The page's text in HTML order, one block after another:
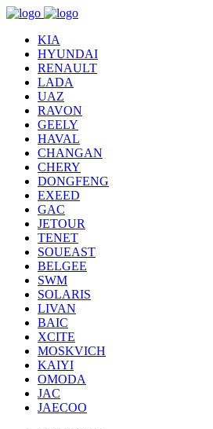
KIA
HYUNDAI
RENAULT
LADA
UAZ
RAVON
GEELY
HAVAL
CHANGAN
CHERY
DONGFENG
EXEED
GAC
JETOUR
TENET
SOUEAST
BELGEE
SWM
SOLARIS
LIVAN
BAIC
XCITE
MOSKVICH
KAIYI
OMODA
JAC
JAECOO